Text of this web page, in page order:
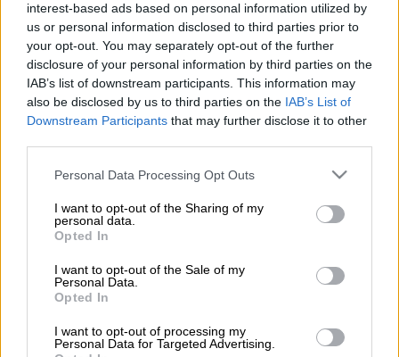
interest-based ads based on personal information utilized by
us or personal information disclosed to third parties prior to
your opt-out. You may separately opt-out of the further
disclosure of your personal information by third parties on the
IAB’s list of downstream participants. This information may
also be disclosed by us to third parties on the IAB’s List of
Downstream Participants that may further disclose it to other
Please note that this website/app uses one or more Google
not limited to your visit or usage behaviour. You may click to
grant or deny consent to Google and its third-party tags to
use your data for below specified purposes in below Google
consent section.
Personal Data Processing Opt Outs
I want to opt-out of the Sharing of my
personal data.
Opted In
I want to opt-out of the Sale of my
Personal Data.
Opted In
I want to opt-out of processing my
Personal Data for Targeted Advertising.
(φωτογραφία αρχείου copyright: Eurokinissi)
Προσθέστε το ΕΘΝΟΣ στη Google
Φωτιάέχουν ανάψει άγνωστοι σταΕξάρχεια
Σύμφωνα με το ρεπορτάζ του Μαρίνου
Αλειφέρη για το OPEN, η φωτιά έχει ανάψει
κοντά στην πλατεία Εξαρχείων, στη μνήμη
για τη δολοφονία του
Αλέξανδρου
Γρηγορόπουλου
Σύμφωνα με το ρεπορτάζ, ελικόπτερο της
ΕΛ.ΑΣ. πέταξε πάνω από το σημείο,
προκειμένου να μεταφέρει εικόνες από την
περιοχή στο Κέντρο Επιχειρήσεων της